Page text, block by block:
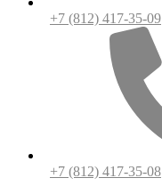
+7 (812) 417-35-09
+7 (812) 417-35-08